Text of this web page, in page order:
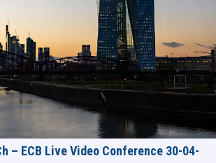
– ECB Live Video Conference 30-04-